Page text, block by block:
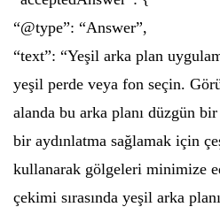
“@type”: “Answer”,
“text”: “Yeşil arka plan
yeşil perde veya fon seçin.
alanda bu arka planı düzgün
bir aydınlatma sağlamak için
kullanarak gölgeleri minimize
çekimi sırasında yeşil arka